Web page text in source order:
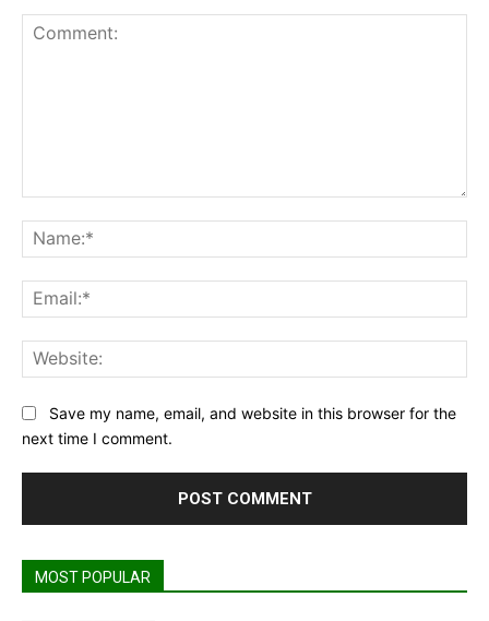
Save my name, email, and website in this browser for the
next time I comment.
MOST POPULAR